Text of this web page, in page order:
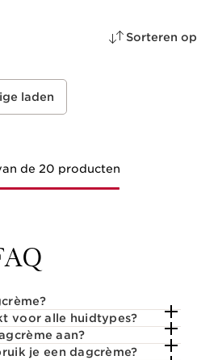
Sorteren op
laden
de 20 producten
voor alle huidtypes?
aan?
je een dagcrème?